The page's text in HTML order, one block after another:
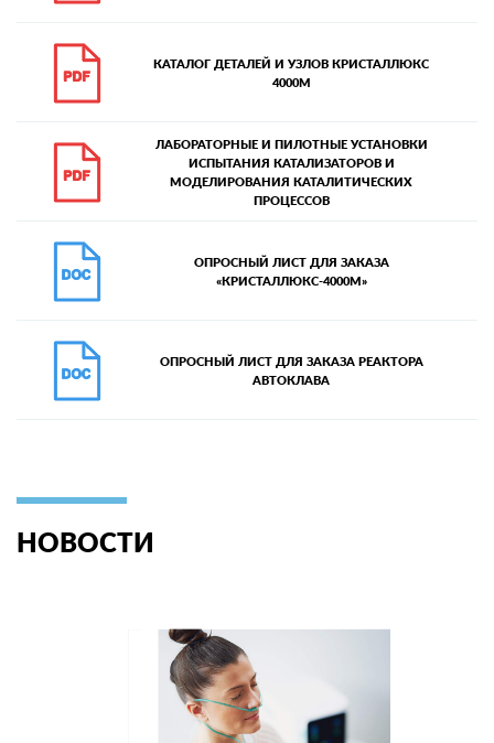
КАТАЛОГ ДЕТАЛЕЙ И УЗЛОВ КРИСТАЛЛЮКС
4000М
ЛАБОРАТОРНЫЕ И ПИЛОТНЫЕ УСТАНОВКИ
ИСПЫТАНИЯ КАТАЛИЗАТОРОВ И
МОДЕЛИРОВАНИЯ КАТАЛИТИЧЕСКИХ
ПРОЦЕССОВ
ОПРОСНЫЙ ЛИСТ ДЛЯ ЗАКАЗА
«КРИСТАЛЛЮКС-4000М»
ОПРОСНЫЙ ЛИСТ ДЛЯ ЗАКАЗА РЕАКТОРА
АВТОКЛАВА
НОВОСТИ